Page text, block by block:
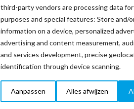
third-party vendors are processing data
purposes and special features: Store and/
information on a device, personalized
advertising and content measurement,
and services development, precise
identification through device scanning.
Aanpassen Alles afwijzen